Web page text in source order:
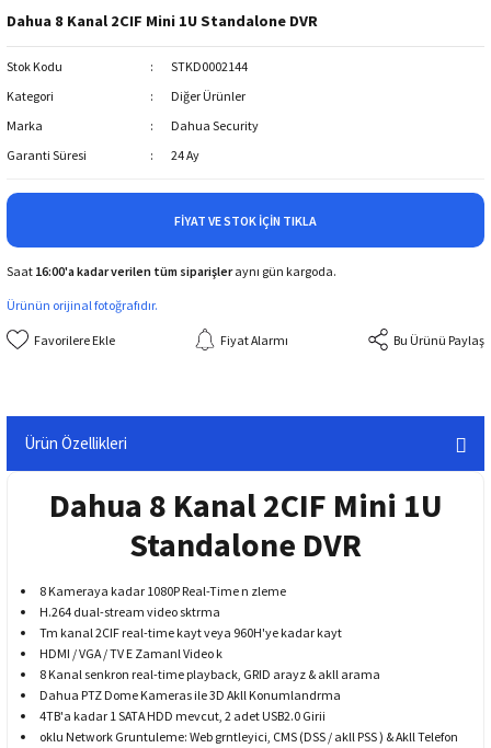
Dahua 8 Kanal 2CIF Mini 1U Standalone DVR
Stok Kodu
STKD0002144
Kategori
Diğer Ürünler
Marka
Dahua Security
Garanti Süresi
24 Ay
FIYAT VE STOK İÇIN TIKLA
Saat 16:00'a kadar verilen tüm siparişleraynı gün kargoda.
Ürünün orijinal fotoğrafıdır.
Fiyat Alarmı Bu Ürünü Paylaş
Ürün Özellikleri
Dahua 8 Kanal 2CIF Mini 1U
Standalone DVR
8 Kameraya kadar 1080P Real-Time n zleme
H.264 dual-stream video sktrma
Tm kanal 2CIF real-time kayt veya 960H'ye kadar kayt
HDMI / VGA / TV E Zamanl Video k
8 Kanal senkron real-time playback, GRID arayz & akll arama
Dahua PTZ Dome Kameras ile 3D Akll Konumlandrma
4TB'a kadar 1 SATA HDD mevcut, 2 adet USB2.0 Girii
oklu Network Gruntuleme: Web grntleyici, CMS (DSS / akll PSS ) & Akll Telefon